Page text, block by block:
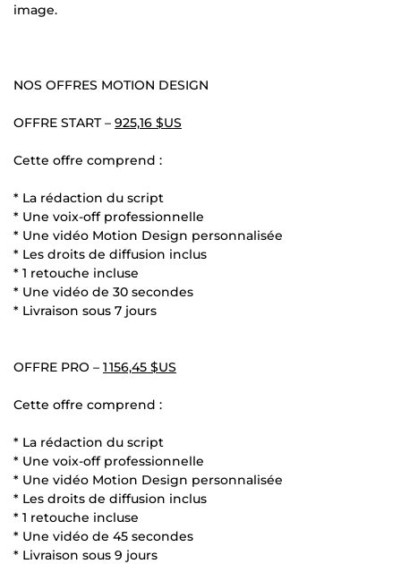
image.
NOS OFFRES MOTION DESIGN
OFFRE START – 925,16 $US
Cette offre comprend :
* La rédaction du script
* Une voix-off professionnelle
* Une vidéo Motion Design personnalisée
* Les droits de diffusion inclus
* 1 retouche incluse
* Une vidéo de 30 secondes
* Livraison sous 7 jours
OFFRE PRO – 1 156,45 $US
Cette offre comprend :
* La rédaction du script
* Une voix-off professionnelle
* Une vidéo Motion Design personnalisée
* Les droits de diffusion inclus
* 1 retouche incluse
* Une vidéo de 45 secondes
* Livraison sous 9 jours